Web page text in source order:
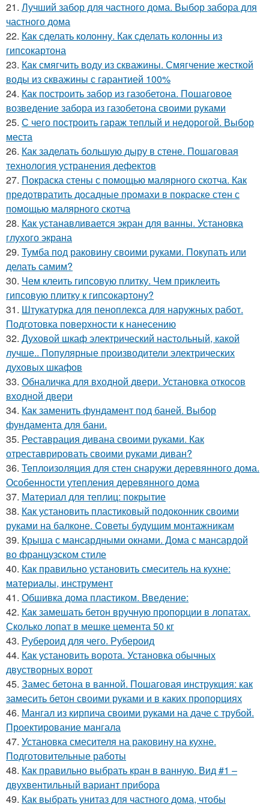
21. Лучший забор для частного дома. Выбор забора для
частного дома
22. Как сделать колонну. Как сделать колонны из
гипсокартона
23. Как смягчить воду из скважины. Смягчение жесткой
воды из скважины с гарантией 100%
24. Как построить забор из газобетона. Пошаговое
возведение забора из газобетона своими руками
25. С чего построить гараж теплый и недорогой. Выбор
места
26. Как заделать большую дыру в стене. Пошаговая
технология устранения дефектов
27. Покраска стены с помощью малярного скотча. Как
предотвратить досадные промахи в покраске стен с
помощью малярного скотча
28. Как устанавливается экран для ванны. Установка
глухого экрана
29. Тумба под раковину своими руками. Покупать или
делать самим?
30. Чем клеить гипсовую плитку. Чем приклеить
гипсовую плитку к гипсокартону?
31. Штукатурка для пеноплекса для наружных работ.
Подготовка поверхности к нанесению
32. Духовой шкаф электрический настольный, какой
лучше.. Популярные производители электрических
духовых шкафов
33. Обналичка для входной двери. Установка откосов
входной двери
34. Как заменить фундамент под баней. Выбор
фундамента для бани.
35. Реставрация дивана своими руками. Как
отреставрировать своими руками диван?
36. Теплоизоляция для стен снаружи деревянного дома.
Особенности утепления деревянного дома
37. Материал для теплиц: покрытие
38. Как установить пластиковый подоконник своими
руками на балконе. Советы будущим монтажникам
39. Крыша с мансардными окнами. Дома с мансардой
во французском стиле
40. Как правильно установить смеситель на кухне:
материалы, инструмент
41. Обшивка дома пластиком. Введение:
42. Как замешать бетон вручную пропорции в лопатах.
Сколько лопат в мешке цемента 50 кг
43. Рубероид для чего. Рубероид
44. Как установить ворота. Установка обычных
двустворных ворот
45. Замес бетона в ванной. Пошаговая инструкция: как
замесить бетон своими руками и в каких пропорциях
46. Мангал из кирпича своими руками на даче с трубой.
Проектирование мангала
47. Установка смесителя на раковину на кухне.
Подготовительные работы
48. Как правильно выбрать кран в ванную. Вид #1 –
двухвентильный вариант прибора
49. Как выбрать унитаз для частного дома, чтобы